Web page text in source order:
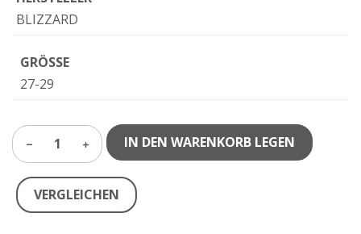
BLIZZARD
GRÖSSE
27-29
1 IN DEN WARENKORB LEGEN
VERGLEICHEN